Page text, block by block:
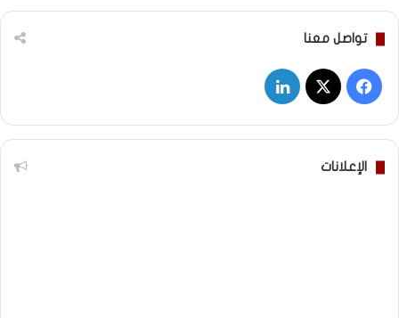
تواصل معنا
فيسبوك
‫X لينكدإن
الإعلانات